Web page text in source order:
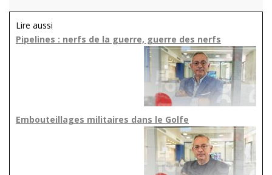
Lire aussi
Pipelines : nerfs de la guerre, guerre des nerfs
Embouteillages militaires dans le Golfe